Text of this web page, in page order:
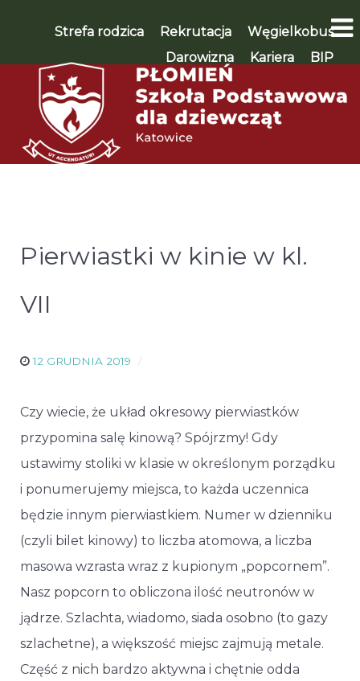
Strefa rodzica Rekrutacja
Węgielkobus
Darowizna
Kariera BIP
WSPIERAM 🡪
Pierwiastki w kinie w kl.
VII
12 GRUDNIA 2019
Czy wiecie, że układ okresowy pierwiastków
przypomina salę kinową? Spójrzmy! Gdy
ustawimy stoliki w klasie w określonym porządku
i ponumerujemy miejsca, to każda uczennica
będzie innym pierwiastkiem. Numer w dzienniku
(czyli bilet kinowy) to liczba atomowa, a liczba
masowa wzrasta wraz z kupionym „popcornem”.
Nasz popcorn to obliczona ilość neutronów w
jądrze. Szlachta, wiadomo, siada osobno (to gazy
szlachetne), a większość miejsc zajmują metale.
Część z nich bardzo aktywna i chętnie odda